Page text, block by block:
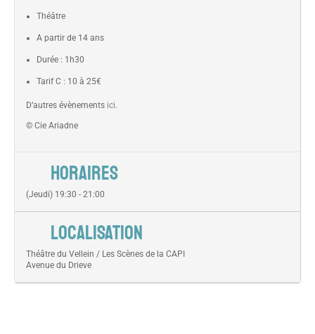
Théâtre
A partir de 14 ans
Durée : 1h30
Tarif C : 10 à 25€
D’autres évènements ici.
© Cie Ariadne
HORAIRES
(Jeudi) 19:30 - 21:00
LOCALISATION
Théâtre du Vellein / Les Scènes de la CAPI
Avenue du Drieve